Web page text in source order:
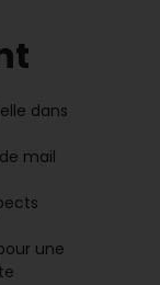
dans
mail
une